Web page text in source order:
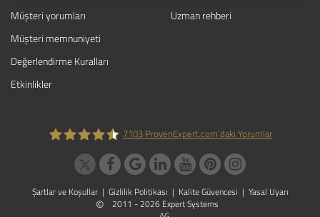
Müşteri yorumları
Müşteri memnuniyeti
Değerlendirme Kuralları
Etkinlikler
Uzman rehberi
ProvenExpert.com
7103 ProvenExpert.com'daki Yorumlar
Şartlar ve Koşullar | Gizlilik Politikası | Kalite Güvencesi | Yasal Uyarı
©
2011 - 2026 Expert Systems